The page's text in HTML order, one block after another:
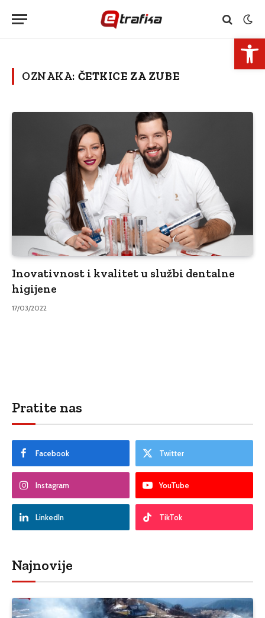
OZNAKA: ČETKICE ZA ZUBE
Inovativnost i kvalitet u službi dentalne
higijene
17/03/2022
Pratite nas
Facebook Twitter
Instagram YouTube
LinkedIn TikTok
Najnovije